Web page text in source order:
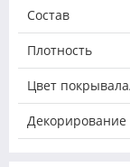
Состав
Плотность
Цвет
Декорирование